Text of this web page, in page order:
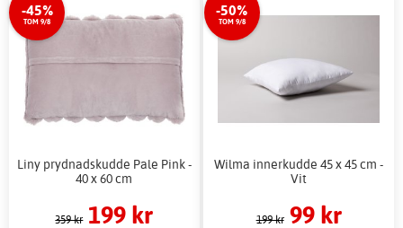
-45%
TOM 9/8
Liny prydnadskudde Pale Pink -
40 x 60 cm
359 kr 199 kr
-50%
TOM 9/8
Wilma innerkudde 45 x 45 cm -
Vit
199 kr 99 kr